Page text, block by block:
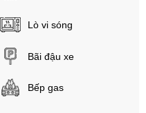
Lò vi sóng
Bãi đậu xe
Bếp gas